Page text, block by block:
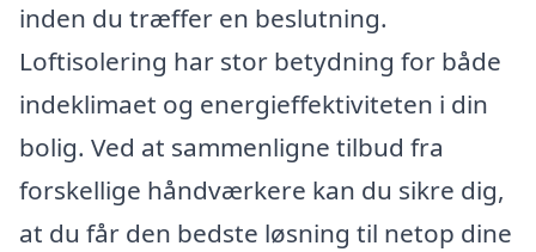
inden du træffer en beslutning.
Loftisolering har stor betydning for både
indeklimaet og energieffektiviteten i din
bolig. Ved at sammenligne tilbud fra
forskellige håndværkere kan du sikre dig,
at du får den bedste løsning til netop dine